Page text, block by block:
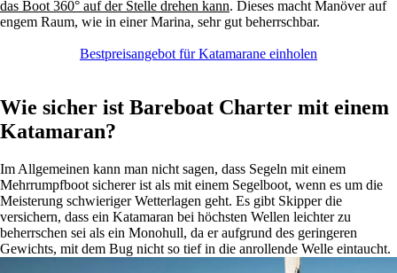
das Boot 360° auf der Stelle drehen kann. Dieses macht Manöver auf
engem Raum, wie in einer Marina, sehr gut beherrschbar.
Bestpreisangebot für Katamarane einholen
Wie sicher ist Bareboat Charter mit einem
Katamaran?
Im Allgemeinen kann man nicht sagen, dass Segeln mit einem
Mehrrumpfboot sicherer ist als mit einem Segelboot, wenn es um die
Meisterung schwieriger Wetterlagen geht. Es gibt Skipper die
versichern, dass ein Katamaran bei höchsten Wellen leichter zu
beherrschen sei als ein Monohull, da er aufgrund des geringeren
Gewichts, mit dem Bug nicht so tief in die anrollende Welle eintaucht.